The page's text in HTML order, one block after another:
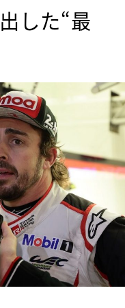
した“最